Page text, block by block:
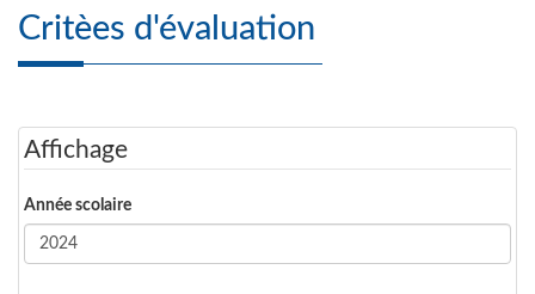
Critèes d'évaluation
Affichage
Année scolaire